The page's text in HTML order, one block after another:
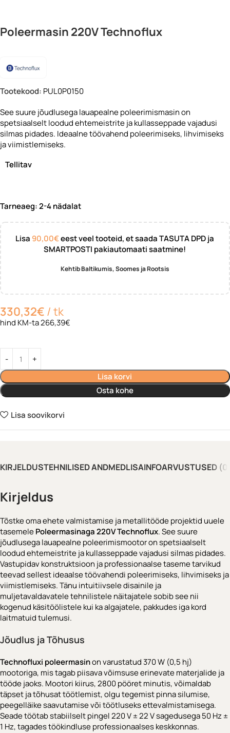
Poleermasin 220V Technoflux
Tootekood: PUL0P0150
See suure jõudlusega lauapealne poleerimismasin on
spetsiaalselt loodud ehtemeistrite ja kullasseppade vajadusi
silmas pidades. Ideaalne töövahend poleerimiseks, lihvimiseks
ja viimistlemiseks.
Tellitav
Tarneaeg: 2-4 nädalat
Lisa 90,00€eest veel tooteid, et saada TASUTA DPD ja
SMARTPOSTI pakiautomaati saatmine!
Kehtib Baltikumis, Soomes ja Rootsis
330,32€ tk
hind KM-ta 266,39€
Lisa korvi
Osta kohe
Lisa soovikorvi
KIRJELDUSTEHNILISED ANDMEDLISAINFOARVUSTUSED
Kirjeldus
Tõstke oma ehete valmistamise ja metallitööde projektid uuele
tasemelePoleermasinaga 220V Technoflux. See suure
jõudlusega lauapealne poleerimismootor on spetsiaalselt
loodud ehtemeistrite ja kullasseppade vajadusi silmas pidades.
Vastupidav konstruktsioon ja professionaalse taseme tarvikud
teevad sellest ideaalse töövahendi poleerimiseks, lihvimiseks ja
viimistlemiseks. Tänu intuitiivsele disainile ja
muljetavaldavatele tehnilistele näitajatele sobib see nii
kogenud käsitöölistele kui ka algajatele, pakkudes iga kord
laitmatuid tulemusi.
Jõudlus ja Tõhusus
Technofluxi poleermasinon varustatud 370 W (0,5 hj)
mootoriga, mis tagab piisava võimsuse erinevate materjalide ja
tööde jaoks. Mootori kiirus, 2800 pööret minutis, võimaldab
täpset ja tõhusat töötlemist, olgu tegemist pinna silumise,
peegelläike saavutamise või töötluseks ettevalmistamisega.
Seade töötab stabiilselt pingel 220 V ± 22 V sagedusega 50 Hz ±
1 Hz, tagades töökindluse professionaalses keskkonnas.